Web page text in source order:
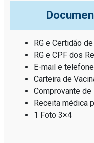
RG e Certidão
RG e CPF dos
E-mail e
Carteira de
Comprovante
Receita médica
1 Foto 3×4